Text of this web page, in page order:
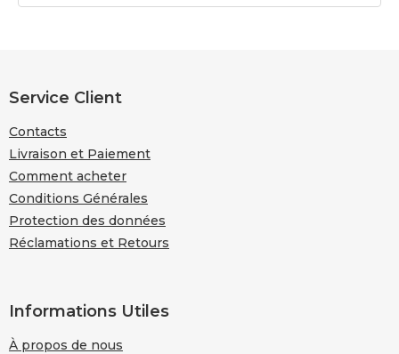
e
d
e
p
a
g
e
Service Client
Contacts
Livraison et Paiement
Comment acheter
Conditions Générales
Protection des données
Réclamations et Retours
Informations Utiles
À propos de nous